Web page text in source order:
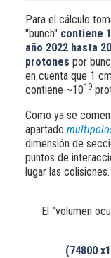
Para el cálculo
"bunch" contiene
año 2022 hasta
protones por
en cuenta que 1 cm
contiene ~1019
Como ya se
apartado
dimensión de
puntos de
lugar las colisiones.
El "volumen
(74800